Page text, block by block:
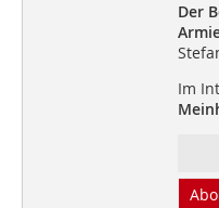
Der
Im